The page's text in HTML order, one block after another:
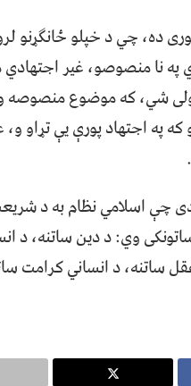
ده، چي د خپلو ځانګړنو
په نا منصوصو، غير
شي، که موضوع منصوصه
په اجتهاد پورې یې تړاو
چې اسلامي نظام به د
وي: د دين ساتنه، د
ساتنه، د انساني کرامت